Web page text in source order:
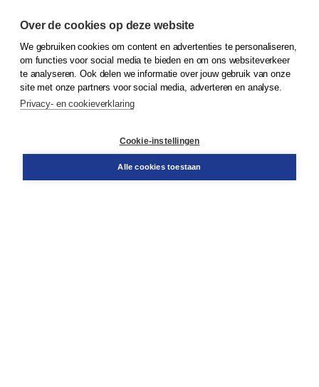
© 2026Koninklijke Boom uitgevers
Klantenservice
Service & informatie
Contact
Over de cookies op deze website
We gebruiken cookies om content en advertenties te personaliseren,
om functies voor social media te bieden en om ons websiteverkeer
te analyseren. Ook delen we informatie over jouw gebruik van onze
site met onze partners voor social media, adverteren en analyse.
Privacy- en cookieverklaring
Cookie-instellingen
Alle cookies toestaan